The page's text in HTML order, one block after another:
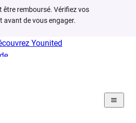
être remboursé. Vérifiez vos
avant de vous engager.
Younited
vehicule electrique